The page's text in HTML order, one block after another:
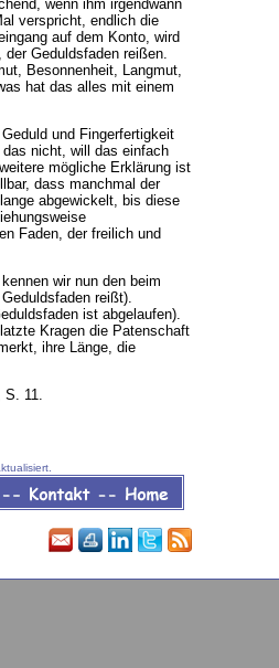
wenn ihm irgendwann
verspricht, endlich die
auf dem Konto, wird
Geduldsfaden reißen.
Besonnenheit, Langmut,
hat das alles mit einem
und Fingerfertigkeit
nicht, will das einfach
mögliche Erklärung ist
dass manchmal der
abgewickelt, bis diese
Faden, der freilich und
wir nun den beim
reißt).
ist abgelaufen).
Kragen die Patenschaft
ihre Länge, die
S. 11.